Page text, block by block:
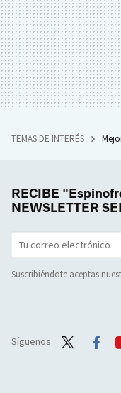
TEMAS DE INTERÉS
RECIBE
NEWSLETTER
Suscribiéndote aceptas
Síguenos